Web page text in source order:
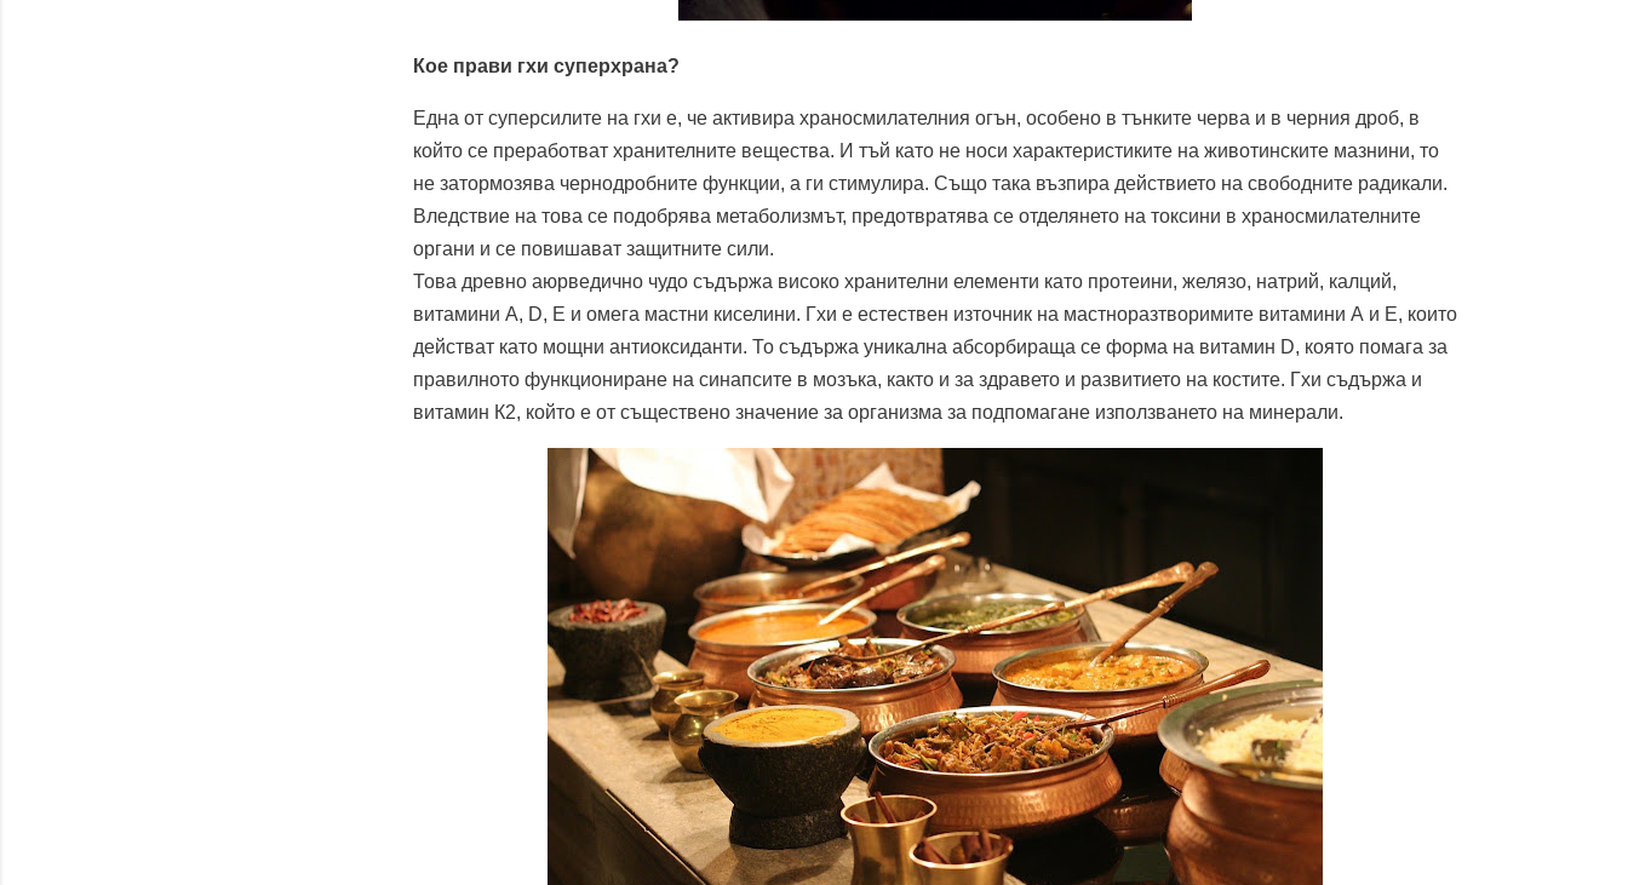
Кое прави гхи суперхрана?
Една от суперсилите на гхи е, че активира храносмилателния огън, особено в тънките черва и в черния дроб, в
който се преработват хранителните вещества. И тъй като не носи характеристиките на животинските мазнини, то
не затормозява чернодробните функции, а ги стимулира. Също така възпира действието на свободните радикали.
Вледствие на това се подобрява метаболизмът, предотвратява се отделянето на токсини в храносмилателните
органи и се повишават защитните сили.
Това древно аюрведично чудо съдържа високо хранителни елементи като протеини, желязо, натрий, калций,
витамини А, D, E и омега мастни киселини. Гхи е естествен източник на мастноразтворимите витамини А и Е, които
действат като мощни антиоксиданти. То съдържа уникална абсорбираща се форма на витамин D, която помага за
правилното функциониране на синапсите в мозъка, както и за здравето и развитието на костите. Гхи съдържа и
витамин К2, който е от съществено значение за организма за подпомагане използването на минерали.